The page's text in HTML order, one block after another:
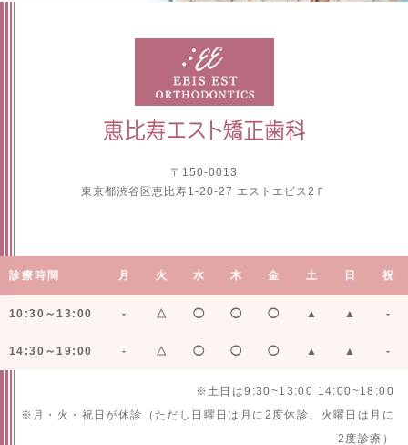
〒150-0013
東京都渋谷区恵比寿1-20-27 エストエビス2Ｆ
診療時間 月 火 水 木 金 土 日 祝
10:30～13:00 - △ ◯ ◯ ◯ ▲ ▲ -
14:30～19:00 - △ ◯ ◯ ◯ ▲ ▲ -
※土日は9:30~13:00 14:00~18:00
※月・火・祝日が休診（ただし日曜日は月に2度休診、火曜日は月に
2度診療）